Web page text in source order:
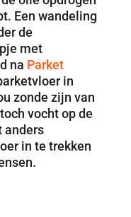
Een wandeling
de
met
na Parket
in
zonde zijn van
vocht op de
anders
in te trekken